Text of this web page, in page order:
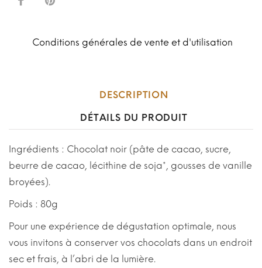
Conditions générales de vente et d'utilisation
DESCRIPTION
DÉTAILS DU PRODUIT
Ingrédients : Chocolat noir (pâte de cacao, sucre,
beurre de cacao, lécithine de soja*, gousses de vanille
broyées).
Poids : 80g
Pour une expérience de dégustation optimale, nous
vous invitons à conserver vos chocolats dans un endroit
sec et frais, à l’abri de la lumière.